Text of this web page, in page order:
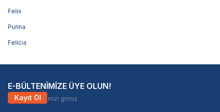
Felix
Purina
Felicia
E-BÜLTENİMİZE ÜYE OLUN!
Kayıt Ol